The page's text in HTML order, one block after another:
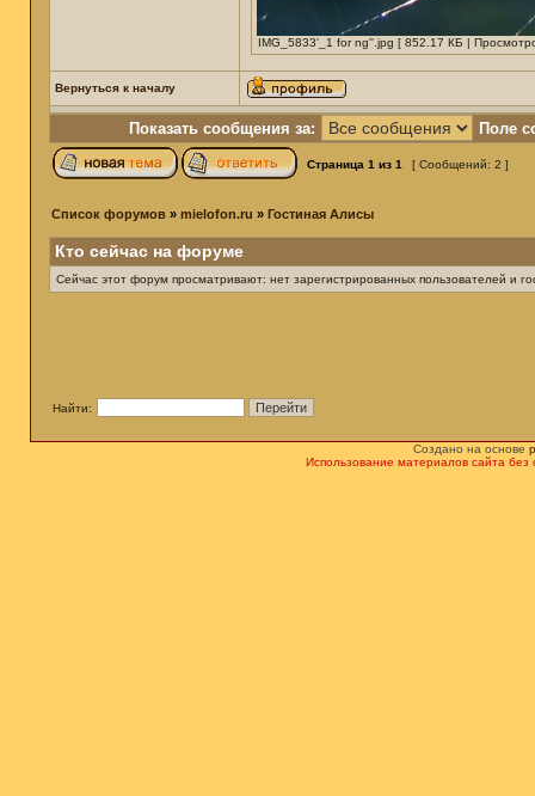
IMG_5833'_1 for ng''.jpg [ 852.17 КБ |
Вернуться к началу
Показать сообщения за: Поле
Страница 1 из 1 [ Сообщений: 2 ]
Список форумов » mielofon.ru » Гостиная Алисы
Кто сейчас на форуме
Сейчас этот форум просматривают: нет зарегистрированных пользователей и
Найти:
Создано на основе
Использование материалов сайта